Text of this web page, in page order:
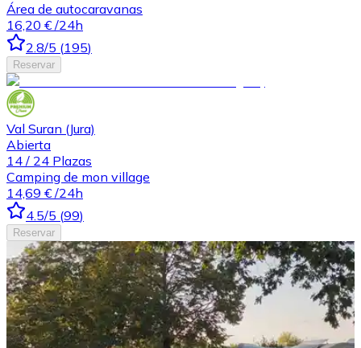
Área de autocaravanas
16,20 € /24h
2.8/5 (195)
Reservar
Val Suran (Jura)
Abierta
14 / 24 Plazas
Camping de mon village
14,69 € /24h
4.5/5 (99)
Reservar